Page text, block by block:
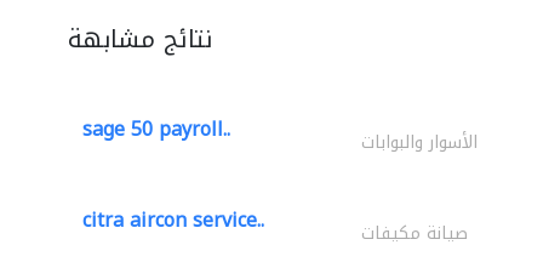
نتائج مشابهة
sage 50 payroll.. الأسوار والبوابات
citra aircon service.. صيانة مكيفات